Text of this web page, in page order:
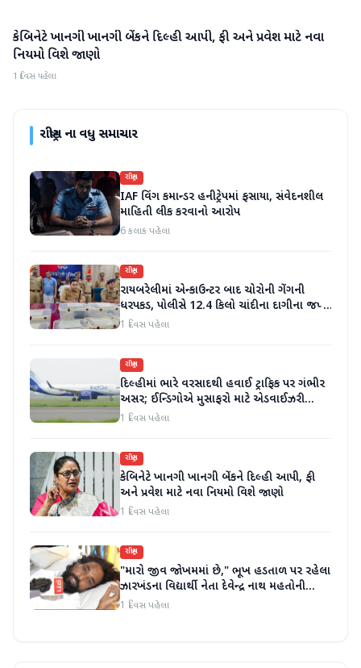
રાષ્ટ્રીય
કેબિનેટે ખાનગી ખાનગી બેંકને દિલ્હી આપી, ફી અને પ્રવેશ માટે નવા
નિયમો વિશે જાણો
1 દિવસ પહેલા
રાષ્ટ્રીયના વધુ સમાચાર
રાષ્ટ્રીય
IAF વિંગ કમાન્ડર હનીટ્રેપમાં ફસાયા, સંવેદનશીલ
માહિતી લીક કરવાનો આરોપ
6 કલાક પહેલા
રાષ્ટ્રીય
રાયબરેલીમાં એન્કાઉન્ટર બાદ ચોરોની ગેંગની
ધરપકડ, પોલીસે 12.4 કિલો ચાંદીના દાગીના જપ્ત
કર્યા
1 દિવસ પહેલા
રાષ્ટ્રીય
દિલ્હીમાં ભારે વરસાદથી હવાઈ ટ્રાફિક પર ગંભીર
અસર; ઈન્ડિગોએ મુસાફરો માટે એડવાઈઝરી
જાહેર કરી
1 દિવસ પહેલા
રાષ્ટ્રીય
કેબિનેટે ખાનગી ખાનગી બેંકને દિલ્હી આપી, ફી
અને પ્રવેશ માટે નવા નિયમો વિશે જાણો
1 દિવસ પહેલા
રાષ્ટ્રીય
"મારો જીવ જોખમમાં છે," ભૂખ હડતાળ પર રહેલા
ઝારખંડના વિદ્યાર્થી નેતા દેવેન્દ્ર નાથ મહતોની
તબિયત ખરાબ
1 દિવસ પહેલા